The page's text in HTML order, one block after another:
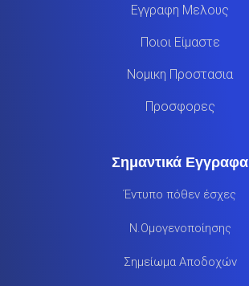
Εγγραφη Μελους
Ποιοι Είμαστε
Νομικη Προστασια
Προσφορες
Σημαντικά Εγγραφα
Έντυπο πόθεν έσχες
Ν.Ομογενοποίησης
Σημείωμα Αποδοχών